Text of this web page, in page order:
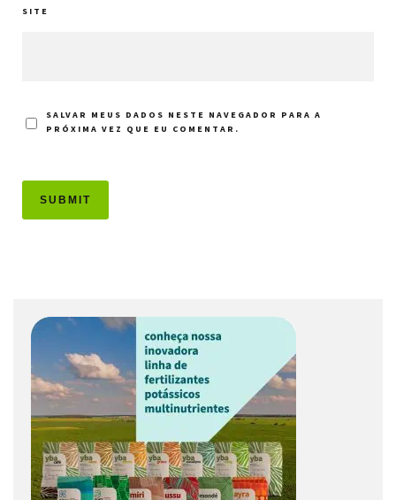
SITE
SALVAR MEUS DADOS NESTE NAVEGADOR PARA A
PRÓXIMA VEZ QUE EU COMENTAR.